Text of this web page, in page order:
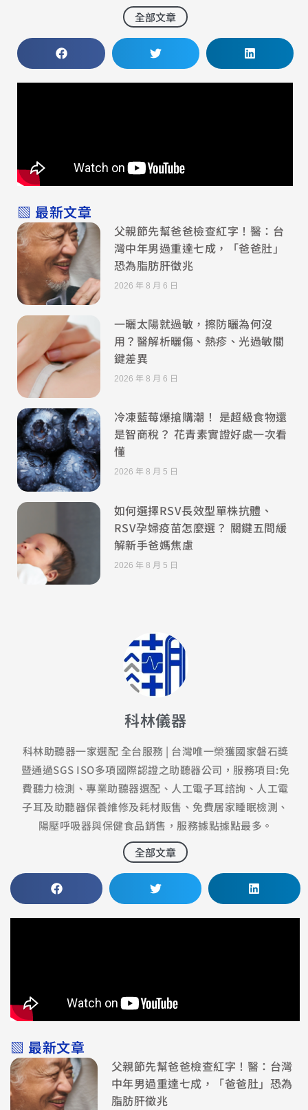
全部文章
▧ 最新文章
父親節先幫爸爸檢查紅字！醫：台
灣中年男過重達七成，「爸爸肚」
恐為脂肪肝徵兆
2026 年 8 月 6 日
一曬太陽就過敏，擦防曬為何沒
用？醫解析曬傷、熱疹、光過敏關
鍵差異
2026 年 8 月 6 日
冷凍藍莓爆搶購潮！ 是超級食物還
是智商稅？ 花青素實證好處一次看
懂
2026 年 8 月 5 日
如何選擇RSV長效型單株抗體、
RSV孕婦疫苗怎麼選？ 關鍵五問緩
解新手爸媽焦慮
2026 年 8 月 5 日
科林儀器
科林助聽器一家選配 全台服務 | 台灣唯一榮獲國家磐石獎
暨通過SGS ISO多項國際認證之助聽器公司，服務項目:免
費聽力檢測、專業助聽器選配、人工電子耳諮詢、人工電
子耳及助聽器保養維修及耗材販售、免費居家睡眠檢測、
陽壓呼吸器與保健食品銷售，服務據點據點最多。
全部文章
▧ 最新文章
父親節先幫爸爸檢查紅字！醫：台灣
中年男過重達七成，「爸爸肚」恐為
脂肪肝徵兆